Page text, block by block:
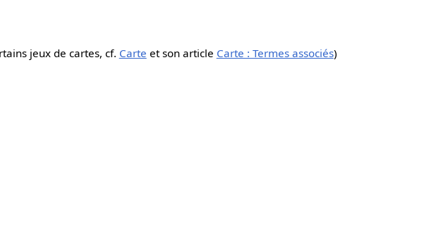
jeux de cartes, cf. Carte et son article Carte : Termes associés)